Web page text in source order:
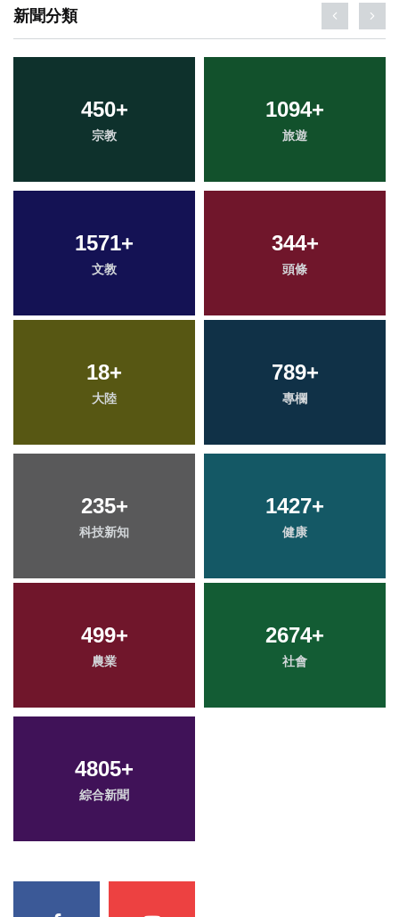
新聞分類
450+
宗教
1094+
旅遊
1571+
文教
344+
頭條
18+
大陸
789+
專欄
235+
科技新知
1427+
健康
499+
農業
2674+
社會
4805+
綜合新聞